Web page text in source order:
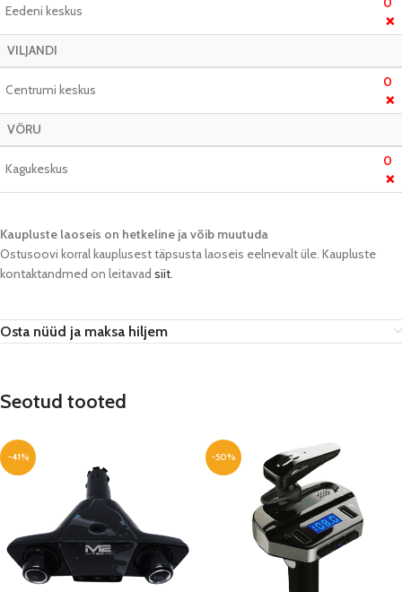
Eedeni keskus
❌
VILJANDI
Centrumi keskus 0
❌
VÕRU
Kagukeskus 0
❌
Kaupluste laoseis on hetkeline ja võib muutuda​
Ostusoovi korral kauplusest täpsusta laoseis eelnevalt üle. Kaupluste
kontaktandmed on leitavad siit.
Osta nüüd ja maksa hiljem
Seotud tooted
-41% -50%